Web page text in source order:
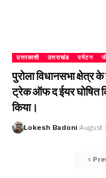
उत्तरकाशी उत्तराखंड पर्यटन
पुरोला विधानसभा
ट्रेक ऑफ द ईयर घोषित
किया।
Lokesh Badoni August